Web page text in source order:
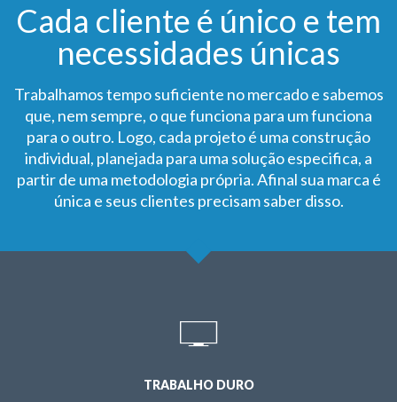
Cada cliente é único e tem
necessidades únicas
Trabalhamos tempo suficiente no mercado e sabemos
que, nem sempre, o que funciona para um funciona
para o outro. Logo, cada projeto é uma construção
individual, planejada para uma solução especifica, a
partir de uma metodologia própria. Afinal sua marca é
única e seus clientes precisam saber disso.
TRABALHO DURO